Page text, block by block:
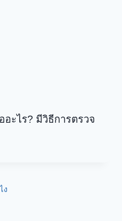
อะไร? มีวิธีการตรวจ